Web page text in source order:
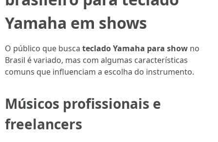
Yamaha em shows
O público que busca teclado Yamaha para show no
Brasil é variado, mas com algumas características
comuns que influenciam a escolha do instrumento.
Músicos profissionais e
freelancers